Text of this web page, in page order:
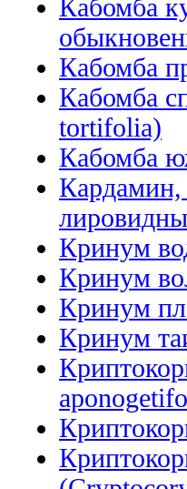
Кабомба
Кабомба
Кабомба
tortifolia)
Кабомба
Кардамин,
Кринум
Кринум
Кринум
Кринум